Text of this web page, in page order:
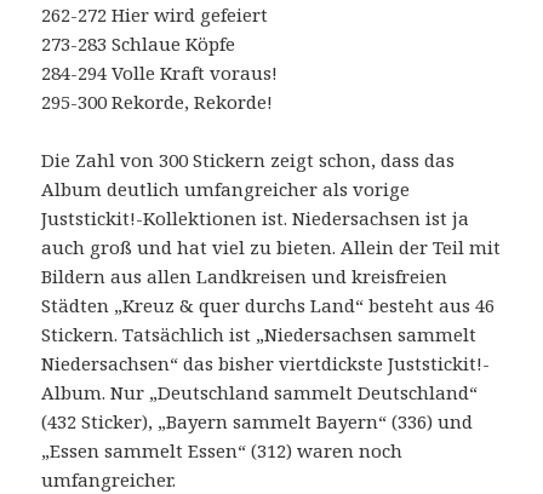
262-272 Hier wird gefeiert
273-283 Schlaue Köpfe
284-294 Volle Kraft voraus!
295-300 Rekorde, Rekorde!
Die Zahl von 300 Stickern zeigt schon, dass das
Album deutlich umfangreicher als vorige
Juststickit!-Kollektionen ist. Niedersachsen ist ja
auch groß und hat viel zu bieten. Allein der Teil mit
Bildern aus allen Landkreisen und kreisfreien
Städten „Kreuz & quer durchs Land“ besteht aus 46
Stickern. Tatsächlich ist „Niedersachsen sammelt
Niedersachsen“ das bisher viertdickste Juststickit!-
Album. Nur „Deutschland sammelt Deutschland“
(432 Sticker), „Bayern sammelt Bayern“ (336) und
„Essen sammelt Essen“ (312) waren noch
umfangreicher.